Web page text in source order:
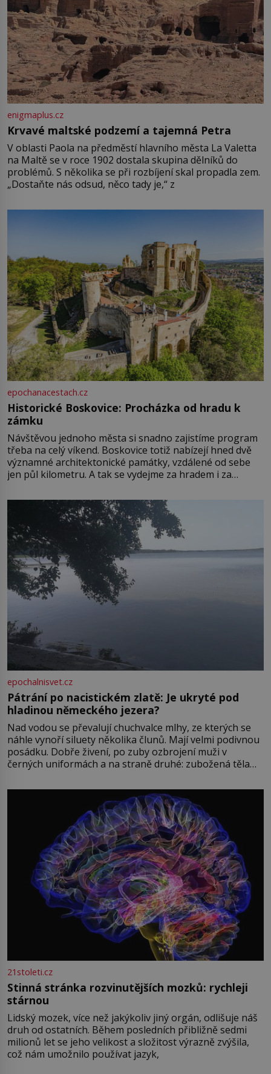
enigmaplus.cz
Krvavé maltské podzemí a tajemná Petra
V oblasti Paola na předměstí hlavního města La Valetta
na Maltě se v roce 1902 dostala skupina dělníků do
problémů. S několika se při rozbíjení skal propadla zem.
„Dostaňte nás odsud, něco tady je,“ z
epochanacestach.cz
Historické Boskovice: Procházka od hradu k
zámku
Návštěvou jednoho města si snadno zajistíme program
třeba na celý víkend. Boskovice totiž nabízejí hned dvě
významné architektonické památky, vzdálené od sebe
jen půl kilometru. A tak se vydejme za hradem i za
Boskovice na okraji Drahanské vrchoviny vznikla někdy
ve13. století, a už v roce 1313 kronikáři zaznamenali
epochalnisvet.cz
Pátrání po nacistickém zlatě: Je ukryté pod
hladinou německého jezera?
Nad vodou se převalují chuchvalce mlhy, ze kterých se
náhle vynoří siluety několika člunů. Mají velmi podivnou
posádku. Dobře živení, po zuby ozbrojení muži v
černých uniformách a na straně druhé: zubožená těla
přízračná scéna znamená? Je jaro roku 1945, druhá
světová válka se chýlí ke konci. Jezero Stolpsee
21stoleti.cz
Stinná stránka rozvinutějších mozků: rychleji
stárnou
Lidský mozek, více než jakýkoliv jiný orgán, odlišuje náš
druh od ostatních. Během posledních přibližně sedmi
milionů let se jeho velikost a složitost výrazně zvýšila,
což nám umožnilo používat jazyk,